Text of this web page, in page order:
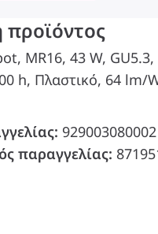
MR16, 43 W,
h, Πλαστικό, 64 lm/
929003080002
παραγγελίας: